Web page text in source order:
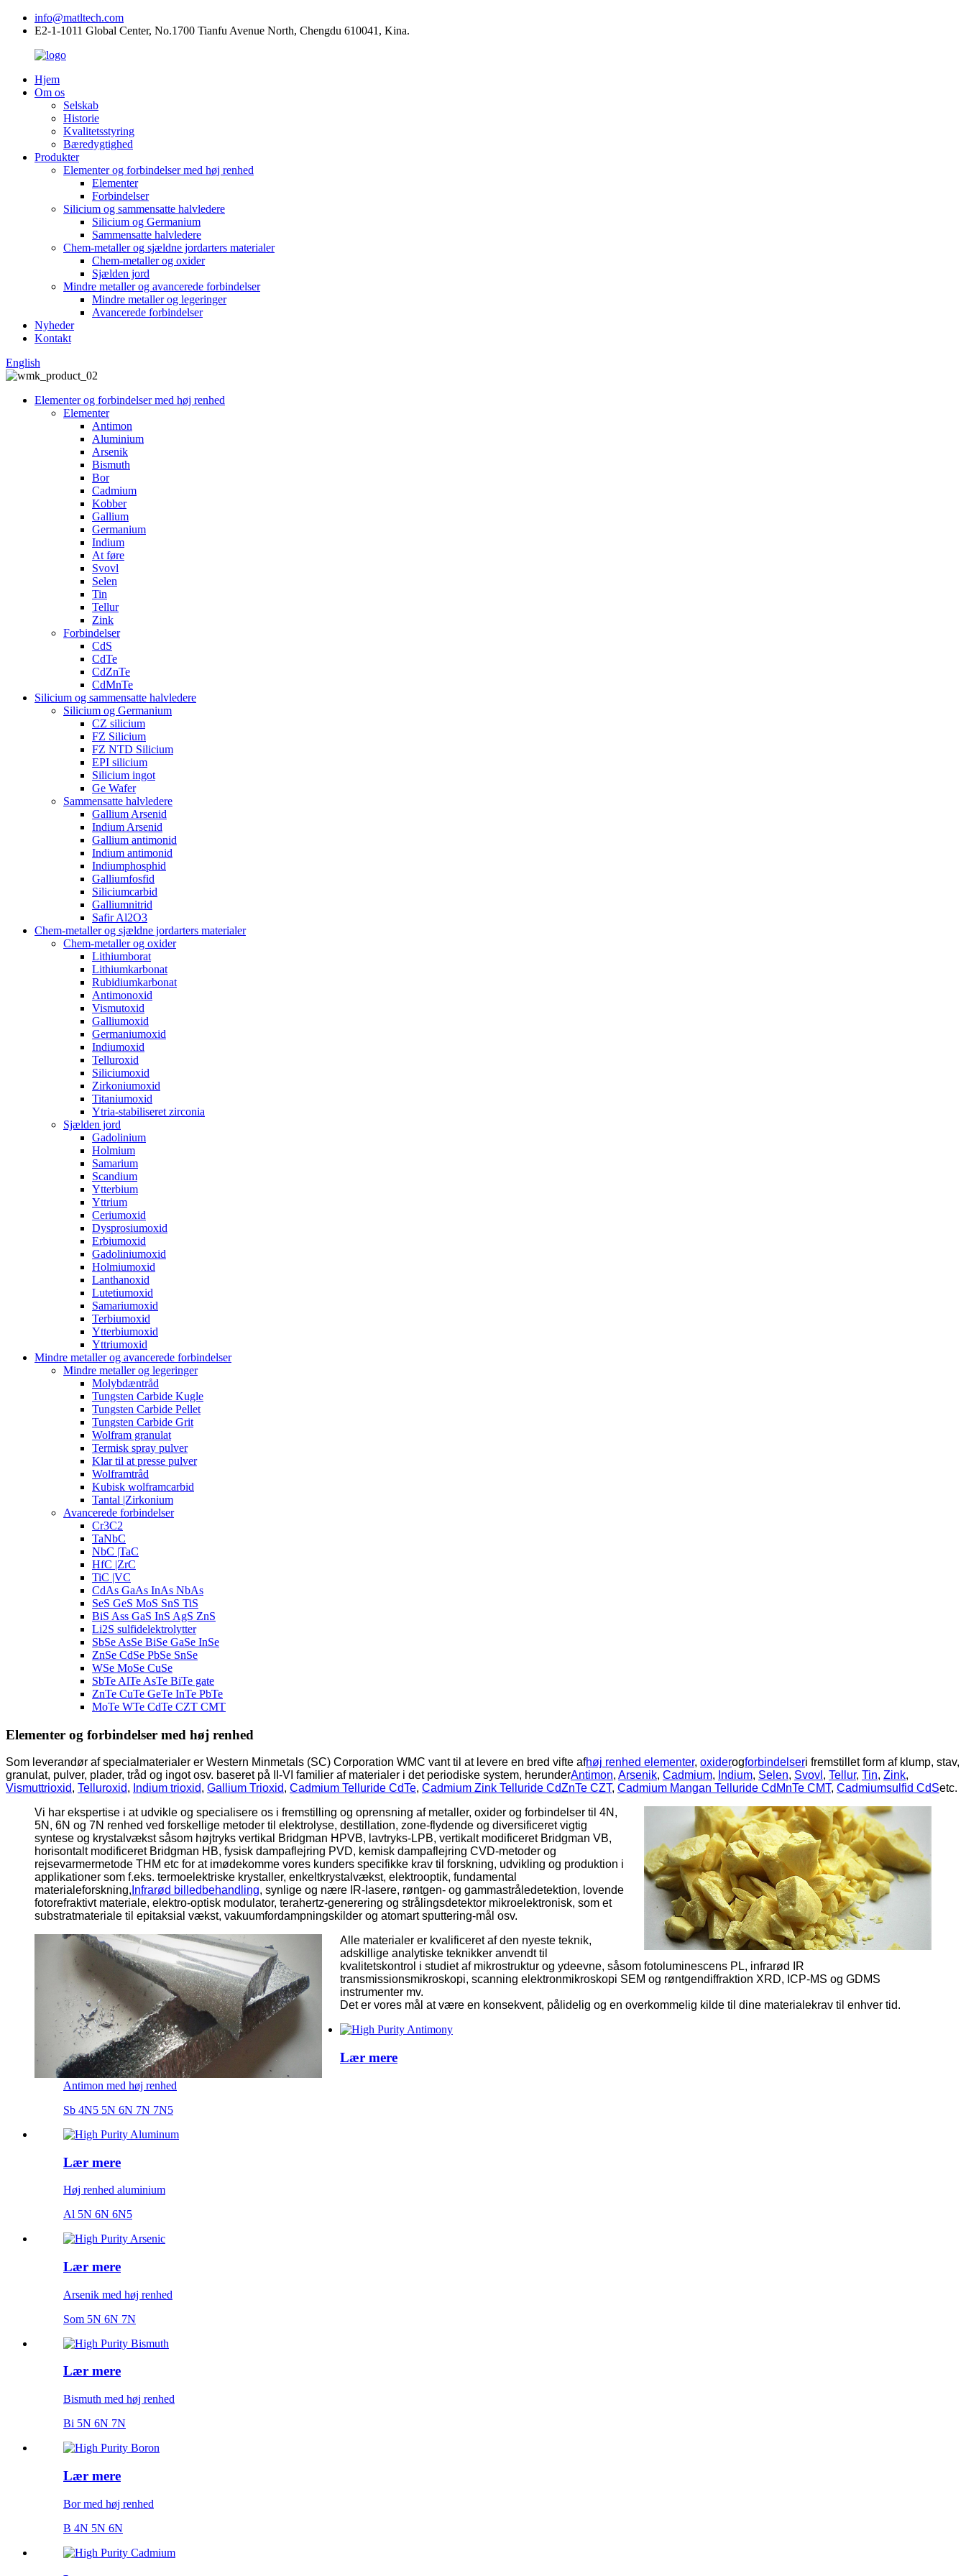
info@matltech.com
E2-1-1011 Global Center, No.1700 Tianfu Avenue North, Chengdu 610041, Kina.
Hjem
Om os
Selskab
Historie
Kvalitetsstyring
Bæredygtighed
Produkter
Elementer og forbindelser med høj renhed
Elementer
Forbindelser
Silicium og sammensatte halvledere
Silicium og Germanium
Sammensatte halvledere
Chem-metaller og sjældne jordarters materialer
Chem-metaller og oxider
Sjælden jord
Mindre metaller og avancerede forbindelser
Mindre metaller og legeringer
Avancerede forbindelser
Nyheder
Kontakt
English
Elementer og forbindelser med høj renhed
Elementer
Antimon
Aluminium
Arsenik
Bismuth
Bor
Cadmium
Kobber
Gallium
Germanium
Indium
At føre
Svovl
Selen
Tin
Tellur
Zink
Forbindelser
CdS
CdTe
CdZnTe
CdMnTe
Silicium og sammensatte halvledere
Silicium og Germanium
CZ silicium
FZ Silicium
FZ NTD Silicium
EPI silicium
Silicium ingot
Ge Wafer
Sammensatte halvledere
Gallium Arsenid
Indium Arsenid
Gallium antimonid
Indium antimonid
Indiumphosphid
Galliumfosfid
Siliciumcarbid
Galliumnitrid
Safir Al2O3
Chem-metaller og sjældne jordarters materialer
Chem-metaller og oxider
Lithiumborat
Lithiumkarbonat
Rubidiumkarbonat
Antimonoxid
Vismutoxid
Galliumoxid
Germaniumoxid
Indiumoxid
Telluroxid
Siliciumoxid
Zirkoniumoxid
Titaniumoxid
Ytria-stabiliseret zirconia
Sjælden jord
Gadolinium
Holmium
Samarium
Scandium
Ytterbium
Yttrium
Ceriumoxid
Dysprosiumoxid
Erbiumoxid
Gadoliniumoxid
Holmiumoxid
Lanthanoxid
Lutetiumoxid
Samariumoxid
Terbiumoxid
Ytterbiumoxid
Yttriumoxid
Mindre metaller og avancerede forbindelser
Mindre metaller og legeringer
Molybdæntråd
Tungsten Carbide Kugle
Tungsten Carbide Pellet
Tungsten Carbide Grit
Wolfram granulat
Termisk spray pulver
Klar til at presse pulver
Wolframtråd
Kubisk wolframcarbid
Tantal |Zirkonium
Avancerede forbindelser
Cr3C2
TaNbC
NbC |TaC
HfC |ZrC
TiC |VC
CdAs GaAs InAs NbAs
SeS GeS MoS SnS TiS
BiS Ass GaS InS AgS ZnS
Li2S sulfidelektrolytter
SbSe AsSe BiSe GaSe InSe
ZnSe CdSe PbSe SnSe
WSe MoSe CuSe
SbTe AlTe AsTe BiTe gate
ZnTe CuTe GeTe InTe PbTe
MoTe WTe CdTe CZT CMT
Elementer og forbindelser med høj renhed
Som leverandør af specialmaterialer er Western Minmetals (SC) Corporation WMC vant til at levere en bred vifte afhøj renhed elementer, oxiderogforbindelseri fremstillet form af klump, stav,
granulat, pulver, plader, tråd og ingot osv. baseret på II-VI familier af materialer i det periodiske system, herunderAntimon, Arsenik, Cadmium, Indium, Selen, Svovl , Tellur, Tin, Zink,
Vismuttrioxid, Telluroxid, Indium trioxid, Gallium Trioxid, Cadmium Telluride CdTe, Cadmium Zink Telluride CdZnTe CZT, Cadmium Mangan Telluride CdMnTe CMT, Cadmiumsulfid CdSetc.
Vi har ekspertise i at udvikle og specialisere os i fremstilling og oprensning af metaller, oxider og forbindelser til 4N,
5N, 6N og 7N renhed ved forskellige metoder til elektrolyse, destillation, zone-flydende og diversificeret vigtig
syntese og krystalvækst såsom højtryks vertikal Bridgman HPVB, lavtryks-LPB, vertikalt modificeret Bridgman VB,
horisontalt modificeret Bridgman HB, fysisk dampaflejring PVD, kemisk dampaflejring CVD-metoder og
rejsevarmermetode THM etc for at imødekomme vores kunders specifikke krav til forskning, udvikling og produktion i
applikationer som f.eks. termoelektriske krystaller, enkeltkrystalvækst, elektrooptik, fundamental
materialeforskning, Infrarød billedbehandling, synlige og nære IR-lasere, røntgen- og gammastråledetektion, lovende
fotorefraktivt materiale, elektro-optisk modulator, terahertz-generering og strålingsdetektor mikroelektronisk, som et
substratmateriale til epitaksial vækst, vakuumfordampningskilder og atomart sputtering-mål osv.
Alle materialer er kvalificeret af den nyeste teknik,
adskillige analytiske teknikker anvendt til
kvalitetskontrol i studiet af mikrostruktur og ydeevne, såsom fotoluminescens PL, infrarød IR
transmissionsmikroskopi, scanning elektronmikroskopi SEM og røntgendiffraktion XRD, ICP-MS og GDMS
instrumenter mv.
Det er vores mål at være en konsekvent, pålidelig og en overkommelig kilde til dine materialekrav til enhver tid.
Lær mere
Antimon med høj renhed
Sb 4N5 5N 6N 7N 7N5
Lær mere
Høj renhed aluminium
Al 5N 6N 6N5
Lær mere
Arsenik med høj renhed
Som 5N 6N 7N
Lær mere
Bismuth med høj renhed
Bi 5N 6N 7N
Lær mere
Bor med høj renhed
B 4N 5N 6N